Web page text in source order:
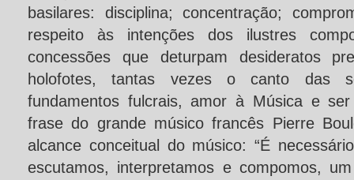
basilares: disciplina; concentração;
respeito às intenções dos ilustres
concessões que deturpam desideratos
holofotes, tantas vezes o canto das
fundamentos fulcrais, amor à Música e
frase do grande músico francês Pierre
alcance conceitual do músico: “É
escutamos, interpretamos e compomos,